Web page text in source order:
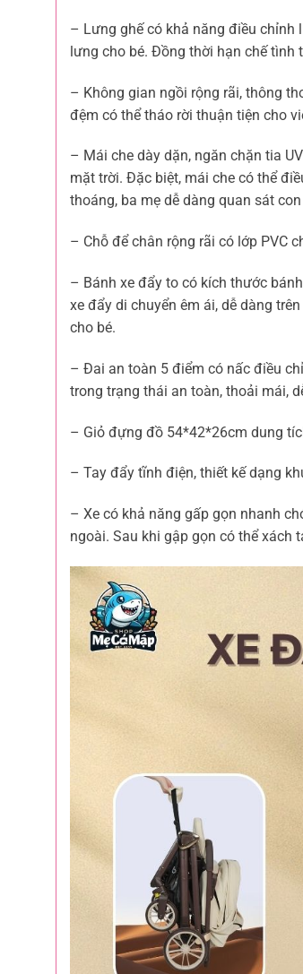
– Lưng ghế có khả năng điều chỉnh
lưng cho bé. Đồng thời hạn chế tình
– Không gian ngồi rộng rãi, thông
đệm có thể tháo rời thuận tiện cho
– Mái che dày dặn, ngăn chặn tia
mặt trời. Đặc biệt, mái che có thể
thoáng, ba mẹ dễ dàng quan sát
– Chỗ để chân rộng rãi có lớp PVC
– Bánh xe đẩy to có kích thước
xe đẩy di chuyển êm ái, dễ dàng
cho bé.
– Đai an toàn 5 điểm có nấc điều
trong trạng thái an toàn, thoải mái,
– Giỏ đựng đồ 54*42*26cm dung
– Tay đẩy tĩnh điện, thiết kế dạng
– Xe có khả năng gấp gọn nhanh
ngoài. Sau khi gập gọn có thể xách